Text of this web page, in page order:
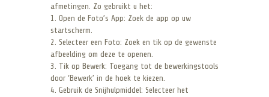
afmetingen. Zo gebruikt u het:
1. Open de Foto’s App: Zoek de app op uw
startscherm.
2. Selecteer een Foto: Zoek en tik op de gewenste
afbeelding om deze te openen.
3. Tik op Bewerk: Toegang tot de bewerkingstools
door ‘Bewerk’ in de hoek te kiezen.
4. Gebruik de Snijhulpmiddel: Selecteer het